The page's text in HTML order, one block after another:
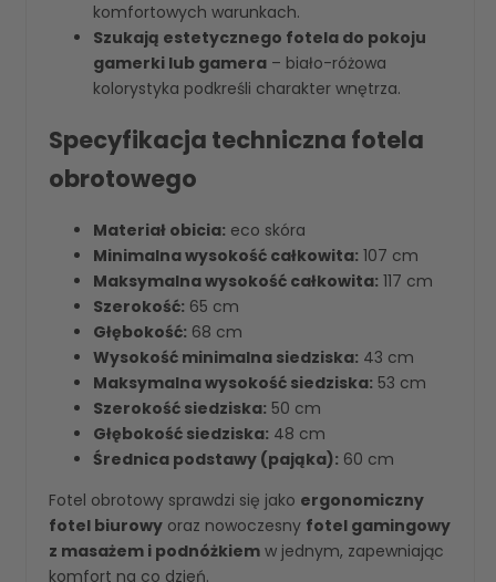
komfortowych warunkach.
Szukają estetycznego fotela do pokoju
gamerki lub gamera – biało-różowa
kolorystyka podkreśli charakter wnętrza.
Specyfikacja techniczna fotela
obrotowego
Materiał obicia: eco skóra
Minimalna wysokość całkowita: 107 cm
Maksymalna wysokość całkowita: 117 cm
Szerokość: 65 cm
Głębokość: 68 cm
Wysokość minimalna siedziska: 43 cm
Maksymalna wysokość siedziska: 53 cm
Szerokość siedziska: 50 cm
Głębokość siedziska: 48 cm
Średnica podstawy (pająka): 60 cm
Fotel obrotowy sprawdzi się jako ergonomiczny
fotel biurowy oraz nowoczesny fotel gamingowy
z masażem i podnóżkiem w jednym, zapewniając
komfort na co dzień.